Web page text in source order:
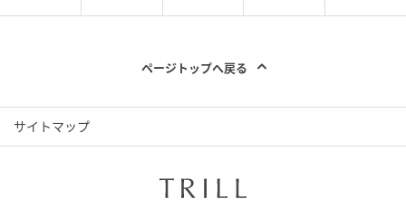
北欧で広く親しまれているこの一品を作るには、驚く
ほどの手間暇がかかっているのだそう。素材の持ち味
伝統の味。端正な手仕事が、長きにわたって食通たち
ページトップへ戻る
サイトマップ